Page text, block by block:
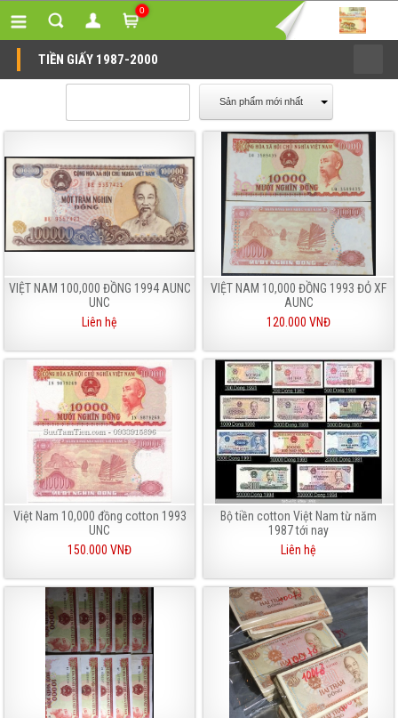
0
TIỀN GIẤY 1987-2000
Sản phẩm mới nhất
VIỆT NAM 100,000 ĐỒNG 1994 AUNC
UNC
Liên hệ
VIỆT NAM 10,000 ĐỒNG 1993 ĐỎ XF
AUNC
120.000 VNĐ
Việt Nam 10,000 đồng cotton 1993
UNC
150.000 VNĐ
Bộ tiền cotton Việt Nam từ năm
1987 tới nay
Liên hệ